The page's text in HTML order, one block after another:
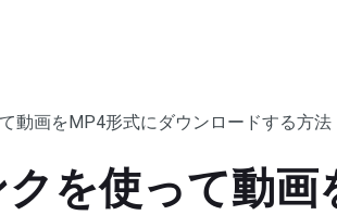
動画をMP4形式にダウンロードする方法
を使って動